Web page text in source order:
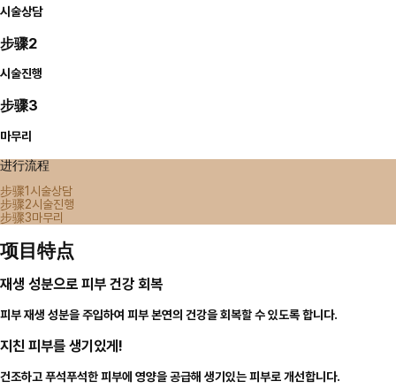
시술상담
步骤2
시술진행
步骤3
마무리
进行流程
步骤1 시술상담
步骤2시술진행
步骤3마무리
项目特点
재생 성분으로 피부 건강 회복
피부 재생 성분을 주입하여 피부 본연의 건강을 회복할 수 있도록 합니다.
지친 피부를 생기있게!
건조하고 푸석푸석한 피부에 영양을 공급해 생기있는 피부로 개선합니다.